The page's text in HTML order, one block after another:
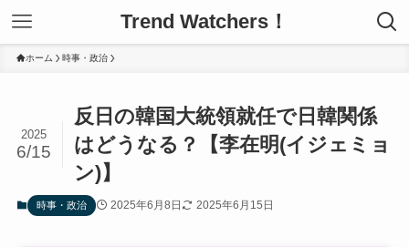
Trend Watchers！
ホーム 時事・政治
反日の韓国大統領就任で日韓関係
はどうなる？【李在明(イジェミョ
ン)】
2025
6/15
時事・政治 2025年6月8日 2025年6月15日